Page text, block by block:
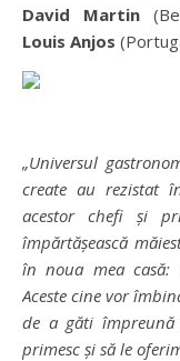
David Martin
Louis Anjos
„Universul
create au rezistat
acestor chefi și
împărtășească
în noua mea casă:
Aceste cine vor
de a găti
primesc și să le